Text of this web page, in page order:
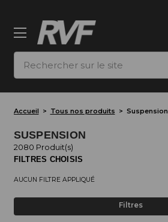
Accueil Tous nos produits Suspension
SUSPENSION
2080 Produit(s)
FILTRES CHOISIS
AUCUN FILTRE APPLIQUÉ
Filtres